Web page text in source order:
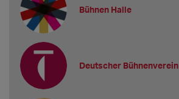
Bühnen Halle
Deutscher Bühnenverein